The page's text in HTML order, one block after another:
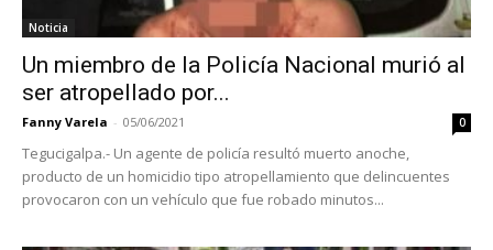
Noticia
Un miembro de la Policía Nacional murió al
ser atropellado por...
Fanny Varela - 05/06/2021 0
Tegucigalpa.- Un agente de policía resultó muerto anoche,
producto de un homicidio tipo atropellamiento que delincuentes
provocaron con un vehículo que fue robado minutos...